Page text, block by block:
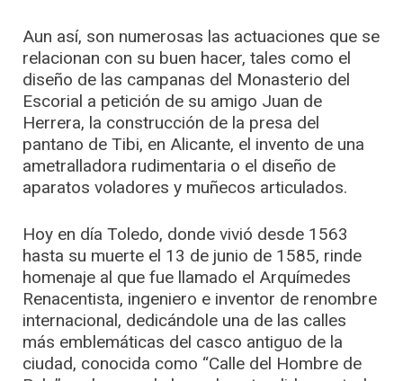
Aun así, son numerosas las actuaciones que se
relacionan con su buen hacer, tales como el
diseño de las campanas del Monasterio del
Escorial a petición de su amigo Juan de
Herrera, la construcción de la presa del
pantano de Tibi, en Alicante, el invento de una
ametralladora rudimentaria o el diseño de
aparatos voladores y muñecos articulados.
Hoy en día Toledo, donde vivió desde 1563
hasta su muerte el 13 de junio de 1585, rinde
homenaje al que fue llamado el Arquímedes
Renacentista, ingeniero e inventor de renombre
internacional, dedicándole una de las calles
más emblemáticas del casco antiguo de la
ciudad, conocida como “Calle del Hombre de